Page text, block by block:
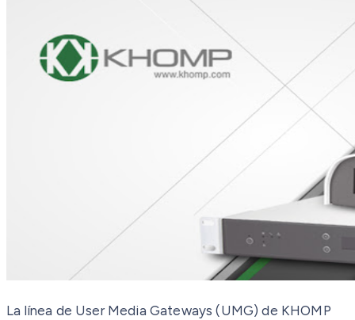
La línea de User Media Gateways (UMG) de KHOMP